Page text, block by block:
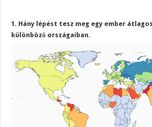
1. Hány lépést tesz meg egy ember
különböző országaiban.